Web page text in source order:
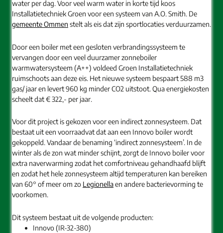
water per dag. Voor veel warm water in korte tijd koos
Installatietechniek Groen voor een systeem van A.O. Smith. De
gemeente Ommen stelt als eis dat zijn sportlocaties verduurzamen.
Door een boiler met een gesloten verbrandingssysteem te
vervangen door een veel duurzamer zonneboiler
warmwatersysteem (A++) voldeed Groen Installatietechniek
ruimschoots aan deze eis. Het nieuwe systeem bespaart 588 m3
gas/ jaar en levert 960 kg minder CO2 uitstoot. Qua energiekosten
scheelt dat € 322,- per jaar.
Voor dit project is gekozen voor een indirect zonnesysteem. Dat
bestaat uit een voorraadvat dat aan een Innovo boiler wordt
gekoppeld. Vandaar de benaming ‘indirect zonnesysteem’. In de
winter als de zon wat minder schijnt, zorgt de Innovo boiler voor
extra naverwarming zodat het comfortniveau gehandhaafd blijft
en zodat het hele zonnesysteem altijd temperaturen kan bereiken
van 60° of meer om zo Legionellaen andere bacterievorming te
voorkomen.
Dit systeem bestaat uit de volgende producten:
Innovo (IR-32-380)